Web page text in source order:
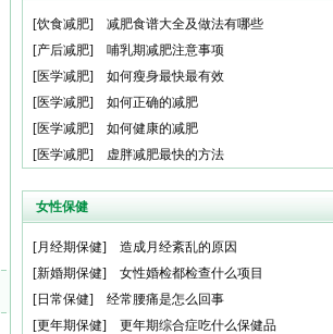
[饮食减肥]
减肥食谱大全及做法有哪些
[产后减肥]
哺乳期减肥注意事项
[医学减肥]
如何瘦身最快最有效
[医学减肥]
如何正确的减肥
[医学减肥]
如何健康的减肥
[医学减肥] 虚胖减肥最快的方法
女性保健
[月经期保健]
造成月经紊乱的原因
[新婚期保健]
女性婚检都检查什么项目
[日常保健]
经常腰痛是怎么回事
[更年期保健]
更年期综合症吃什么保健品